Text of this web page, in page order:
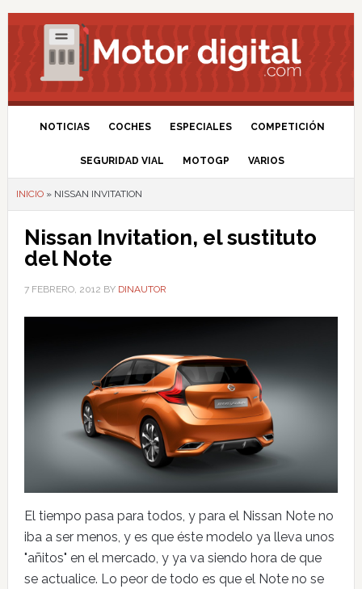
NOTICIAS COCHES ESPECIALES COMPETICIÓN
SEGURIDAD VIAL MOTOGP VARIOS
INICIO» NISSAN INVITATION
Nissan Invitation, el sustituto
del Note
7 FEBRERO, 2012 BY DINAUTOR
El tiempo pasa para todos, y para el Nissan Note no
iba a ser menos, y es que éste modelo ya lleva unos
"añitos" en el mercado, y ya va siendo hora de que
se actualice. Lo peor de todo es que el Note no se